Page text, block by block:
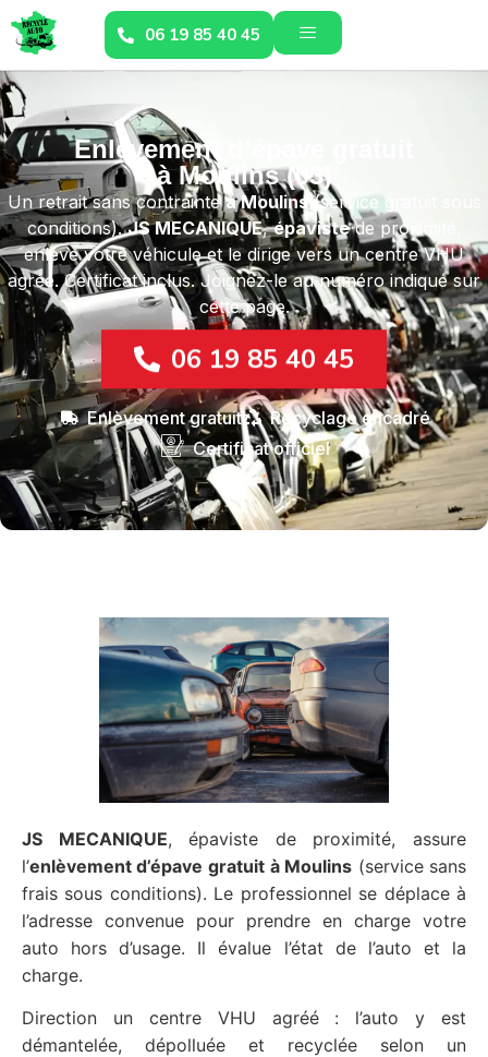
06 19 85 40 45
Enlèvement d’épave gratuit
à Moulins (03)
Un retrait sans contrainteà Moulins(service gratuit sous
conditions).JS MECANIQUE,épavistede proximité,
enlève votre véhicule et le dirige vers un centre VHU
agréé. Certificat inclus. Joignez-le au numéro indiqué sur
cette page.
06 19 85 40 45
Enlèvement gratuit
Recyclage encadré
Certificat officiel
JS MECANIQUE, épaviste de proximité, assure
l’enlèvement d’épave gratuit à Moulins (service sans
frais sous conditions). Le professionnel se déplace à
l’adresse convenue pour prendre en charge votre
auto hors d’usage. Il évalue l’état de l’auto et la
charge.
Direction un centre VHU agréé : l’auto y est
démantelée, dépolluée et recyclée selon un